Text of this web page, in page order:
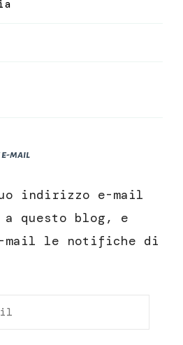
mail
indirizzo e-mail
questo blog, e
mail le notifiche di